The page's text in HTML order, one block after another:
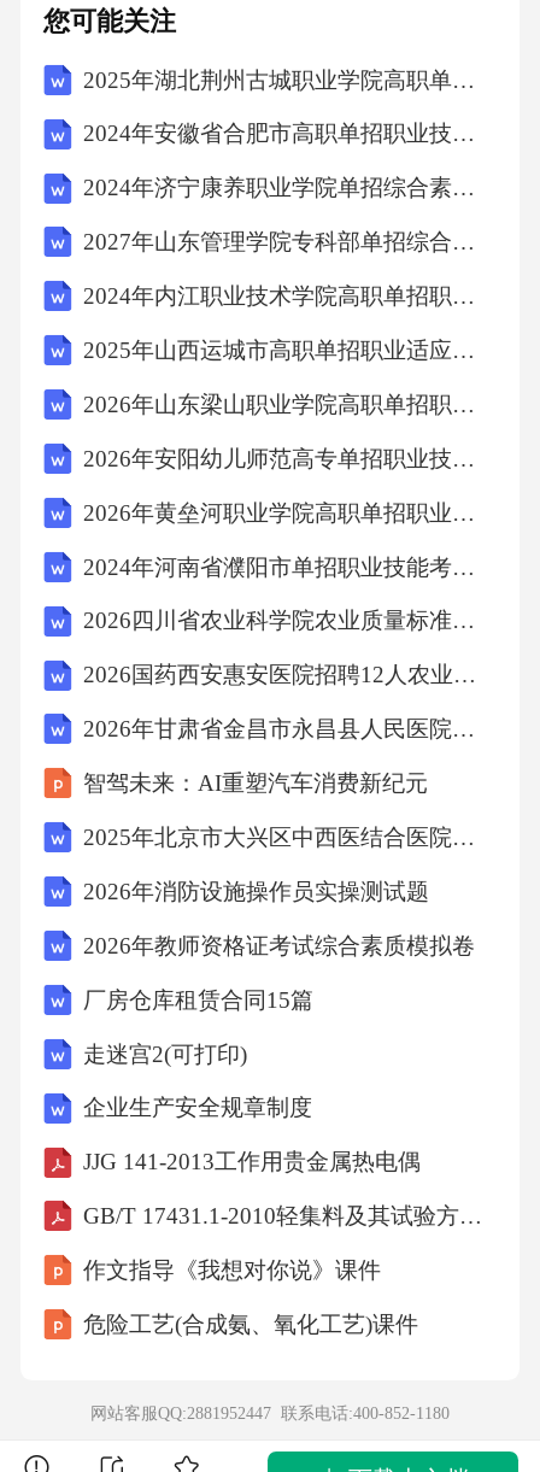
还，乙未要求提供担保，甲拒绝提供担保的行
为违反了()。A、诚实信用原则B、公平原则C、
自愿原则D、平等原则答案：A解析：《民法
诚信原则，秉持诚实，恪守承诺。乙未要求提
供担保，甲拒绝提供担保的行为违反了诚实信
用原则。B项错误，公平原则指民事主体权利义
务对等；C项错误，自愿原则指民事主体自主决
等。故选A。11．某社区近期出现多例流感病
例，卫生部门建议居民加强个人防护，减少聚
集性活动，并推广疫苗接种。这些措施属于疾
病预防中的()。A、控制传染源B、切断传播途
径C、保护易感人群D、隔离患者答案：B解
析：疾病预防的措施主要包括控制传染源、切
断传播途径、保护易感人群。题干中，卫生部
门建议居民减少聚集性活动、推广疫苗接种，
径的措施。A项错误，控制传染源指对病人、病
原携带者进行隔离治疗；C项错误，保护易感人
群指对未感染人群采取措施降低感染风险；D项
错误，隔离患者属于控制传染源的具体手段。
故选B。12．市场经济的基本原理之一是通过价
格机制调节资源配置，当某种商品供不应求
时，其价格通常会()。A、下降B、不变C、上升
D、波动不定答案：C解析：市场经济中，价格
应求时，需求大于供给，购买者竞争激烈，导
致价格上涨，从而刺激生产者增加供应，抑制
需求。C项正确，供不应求时价格上升。A项错
误，供过于求时价格下降；B项错误，价格会因
您可能关注
2025年湖北荆州古城职业学院高职单招职业适应性测试考试题库附参考答案详解（突破训练）
2024年安徽省合肥市高职单招职业技能考试题库带答案详解（综合题）
2024年济宁康养职业学院单招综合素质考试模拟试卷及参考答案详解【能力提升】
2027年山东管理学院专科部单招综合素质考试题库附答案详解【巩固】
2024年内江职业技术学院高职单招职业技能考试模拟试卷及参考答案详解【B卷】
2025年山西运城市高职单招职业适应性测试考试题库及参考答案详解【夺分金卷】
2026年山东梁山职业学院高职单招职业技能考试题库带答案详解（综合题）
2026年安阳幼儿师范高专单招职业技能考试模拟试卷及参考答案详解（能力提升）
2026年黄垒河职业学院高职单招职业技能考试模拟试卷含答案详解【夺分金卷】
2024年河南省濮阳市单招职业技能考试模拟试卷含答案详解【预热题】
2026四川省农业科学院农业质量标准与检测技术研究所科研辅助人员招聘1人农业考试模拟试题及答案解析
2026国药西安惠安医院招聘12人农业考试参考题库及答案解析
2026年甘肃省金昌市永昌县人民医院招聘农业考试参考题库及答案解析
智驾未来：AI重塑汽车消费新纪元
2025年北京市大兴区中西医结合医院招聘真题
2026年消防设施操作员实操测试题
2026年教师资格证考试综合素质模拟卷
厂房仓库租赁合同15篇
走迷宫2(可打印)
企业生产安全规章制度
JJG 141-2013工作用贵金属热电偶
GB/T 17431.1-2010轻集料及其试验方法第1部分：轻集料
作文指导《我想对你说》课件
危险工艺(合成氨、氧化工艺)课件
网站客服QQ:2881952447 联系电话:400-852-1180